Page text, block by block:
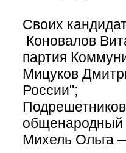
Своих
Коновалов
партия
Мицуков
России";
общенародный
Михель Ольга